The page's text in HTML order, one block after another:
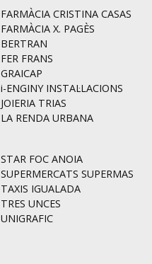
FARMÀCIA CRISTINA CASAS
FARMÀCIA X. PAGÈS
BERTRAN
FER FRANS
GRAICAP
i-ENGINY INSTAL·LACIONS
JOIERIA TRIAS
LA RENDA URBANA
STAR FOC ANOIA
SUPERMERCATS SUPERMAS
TAXIS IGUALADA
TRES UNCES
UNIGRAFIC